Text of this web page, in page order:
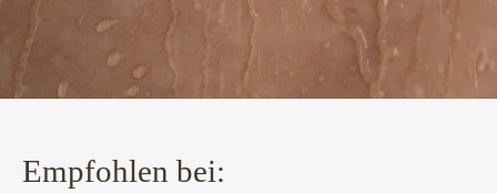
Empfohlen bei: